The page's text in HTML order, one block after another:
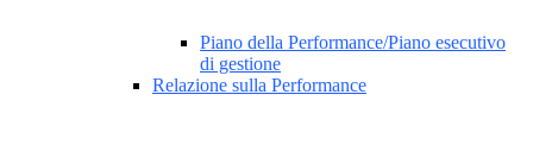
Piano della Performance/Piano esecutivo
di gestione
Relazione sulla Performance